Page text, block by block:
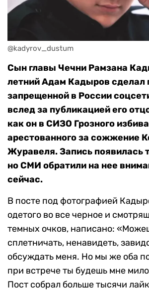
@kadyrov_dustum
Сын главы Чечни Рамзана
летний Адам Кадыров сделал
запрещенной в России
вслед за публикацией его
как он в СИЗО Грозного
арестованного за сожжение
Журавеля. Запись появилась
но СМИ обратили на нее
сейчас.
В посте под фотографией
одетого во все черное и
темных очков, написано:
сплетничать, ненавидеть,
обсуждать меня. Но мы же оба
при встрече ты будешь мне
Пост собрал больше тысячи